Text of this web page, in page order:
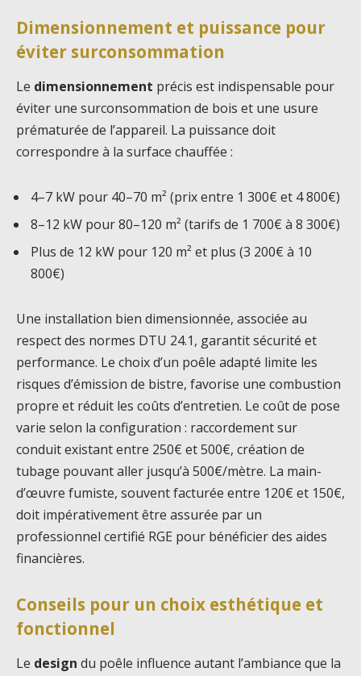
Dimensionnement et puissance pour
éviter surconsommation
Le dimensionnement précis est indispensable pour
éviter une surconsommation de bois et une usure
prématurée de l’appareil. La puissance doit
correspondre à la surface chauffée :
4–7 kW pour 40–70 m² (prix entre 1 300€ et 4 800€)
8–12 kW pour 80–120 m² (tarifs de 1 700€ à 8 300€)
Plus de 12 kW pour 120 m² et plus (3 200€ à 10
800€)
Une installation bien dimensionnée, associée au
respect des normes DTU 24.1, garantit sécurité et
performance. Le choix d’un poêle adapté limite les
risques d’émission de bistre, favorise une combustion
propre et réduit les coûts d’entretien. Le coût de pose
varie selon la configuration : raccordement sur
conduit existant entre 250€ et 500€, création de
tubage pouvant aller jusqu’à 500€/mètre. La main-
d’œuvre fumiste, souvent facturée entre 120€ et 150€,
doit impérativement être assurée par un
professionnel certifié RGE pour bénéficier des aides
financières.
Conseils pour un choix esthétique et
fonctionnel
Le design du poêle influence autant l’ambiance que la